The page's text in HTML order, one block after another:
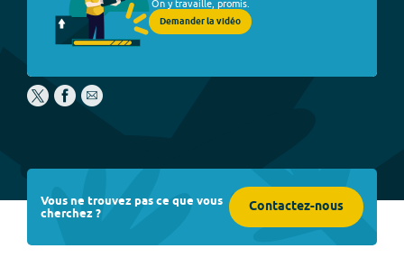
On y travaille, promis.
Demander la vidéo
Vous ne trouvez pas ce que vous
cherchez ? Contactez-nous